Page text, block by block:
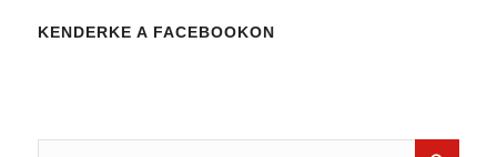
KENDERKE A FACEBOOKON